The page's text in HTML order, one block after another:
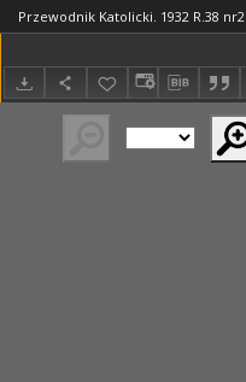
Przewodnik Katolicki. 1932 R.38 nr2